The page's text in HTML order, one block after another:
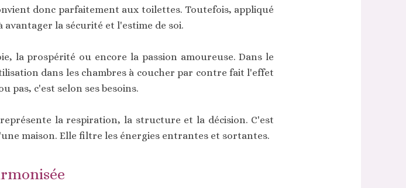
donc parfaitement aux toilettes. Toutefois, appliqué
avantager la sécurité et l'estime de soi.
la prospérité ou encore la passion amoureuse. Dans le
dans les chambres à coucher par contre fait l'effet
pas, c'est selon ses besoins.
la respiration, la structure et la décision. C'est
maison. Elle filtre les énergies entrantes et sortantes.